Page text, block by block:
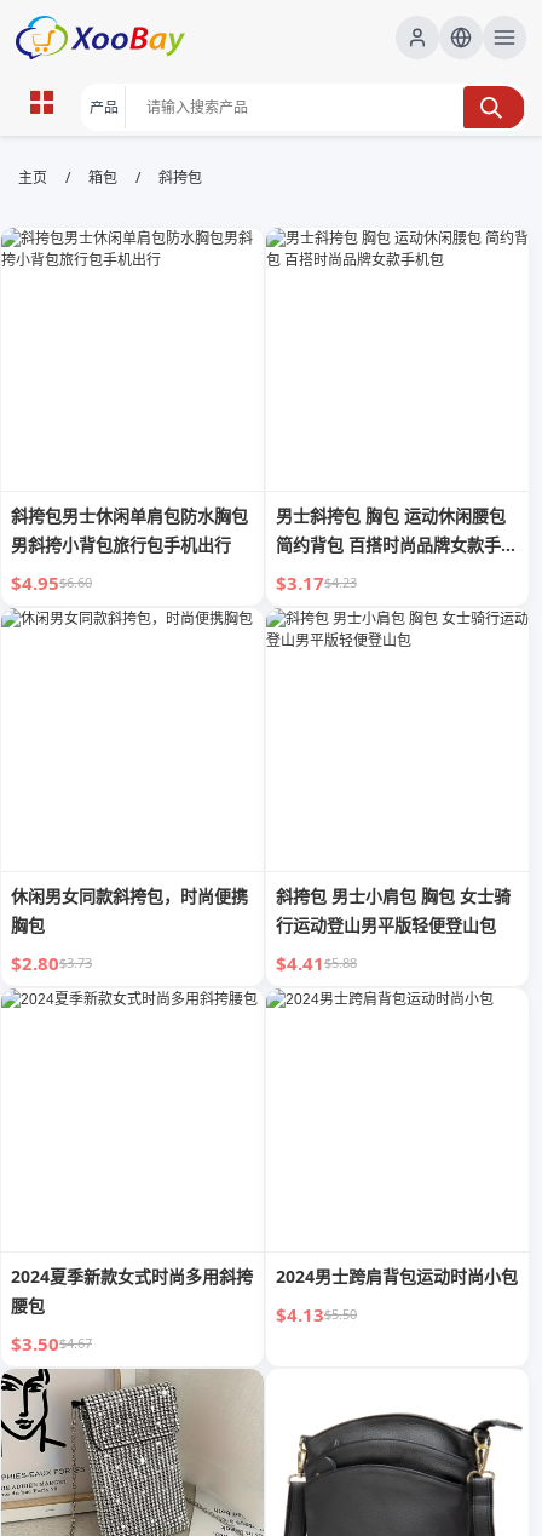
斜挎包 | XOOBAY B2B/B2C
斜挎包,时尚,轻便, wholesale 斜挎包, XOOBAY
主页 / 箱包 / 斜挎包
斜挎包男士休闲单肩包防水胸包
男斜挎小背包旅行包手机出行
$4.95$6.60
男士斜挎包 胸包 运动休闲腰包
简约背包 百搭时尚品牌女款手机
包
$3.17$4.23
休闲男女同款斜挎包，时尚便携
胸包
$2.80$3.73
斜挎包 男士小肩包 胸包 女士骑
行运动登山男平版轻便登山包
$4.41$5.88
2024夏季新款女式时尚多用斜挎
腰包
$3.50$4.67
2024男士跨肩背包运动时尚小包
$4.13$5.50